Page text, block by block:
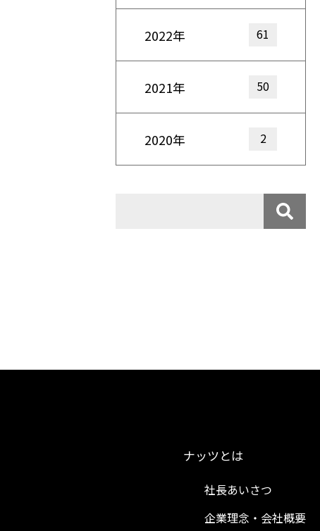
2022年 61
2021年 50
2020年 2
ナッツとは
社長あいさつ
企業理念・会社概要